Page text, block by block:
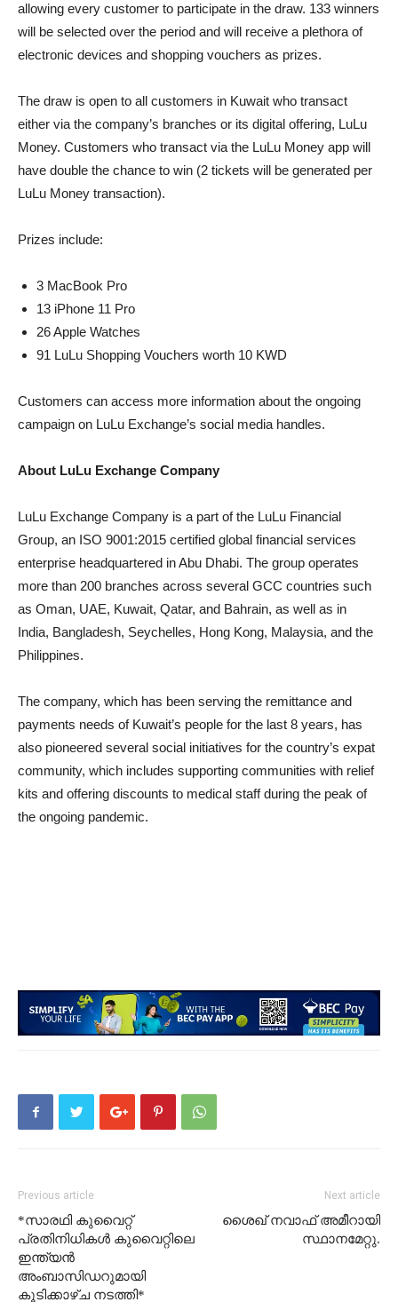
allowing every customer to participate in the draw. 133 winners
will be selected over the period and will receive a plethora of
electronic devices and shopping vouchers as prizes.
The draw is open to all customers in Kuwait who transact
either via the company’s branches or its digital offering, LuLu
Money. Customers who transact via the LuLu Money app will
have double the chance to win (2 tickets will be generated per
LuLu Money transaction).
Prizes include:
3 MacBook Pro
13 iPhone 11 Pro
26 Apple Watches
91 LuLu Shopping Vouchers worth 10 KWD
Customers can access more information about the ongoing
campaign on LuLu Exchange’s social media handles.
About LuLu Exchange Company
LuLu Exchange Company is a part of the LuLu Financial
Group, an ISO 9001:2015 certified global financial services
enterprise headquartered in Abu Dhabi. The group operates
more than 200 branches across several GCC countries such
as Oman, UAE, Kuwait, Qatar, and Bahrain, as well as in
India, Bangladesh, Seychelles, Hong Kong, Malaysia, and the
Philippines.
The company, which has been serving the remittance and
payments needs of Kuwait’s people for the last 8 years, has
also pioneered several social initiatives for the country’s expat
community, which includes supporting communities with relief
kits and offering discounts to medical staff during the peak of
the ongoing pandemic.
Previous article
*സാരഥി കുവൈറ്റ്
പ്രതിനിധികൾ കുവൈറ്റിലെ
ഇന്ത്യൻ
അംബാസിഡറുമായി
കൂടിക്കാഴ്ച നടത്തി*
Next article
ശൈഖ് നവാഫ് അമീറായി
സ്ഥാനമേറ്റു.